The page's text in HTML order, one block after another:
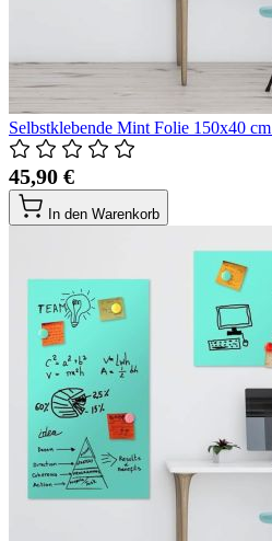
Selbstklebende Mint Folie 150x40
45,90 €
In den Warenkorb